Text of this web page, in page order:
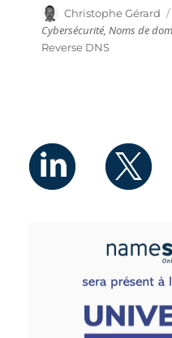
Auteur
Christophe Gérard
Cybersécurité,Noms de
Reverse DNS